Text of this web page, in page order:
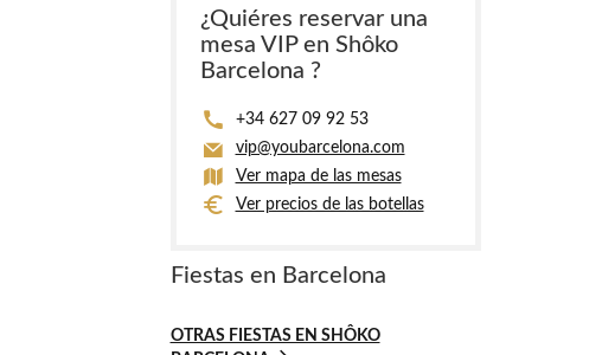
¿Quiéres reservar una
mesa VIP en Shôko
Barcelona ?
+34 627 09 92 53
vip@youbarcelona.com
Ver mapa de las mesas
Ver precios de las botellas
Fiestas en Barcelona
OTRAS FIESTAS EN SHÔKO